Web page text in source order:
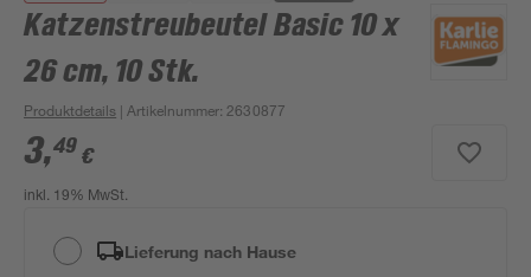
Katzenstreubeutel Basic 10 x
26 cm, 10 Stk.
Produktdetails | Artikelnummer: 2630877
3,49 €
inkl. 19% MwSt.
Lieferung nach Hause